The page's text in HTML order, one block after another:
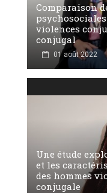
Comparaison
violences
conjugal
01 août 2022
Une étude
et les
des hommes
conjugale